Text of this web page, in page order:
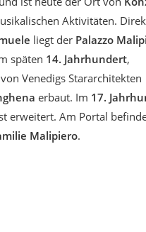
Aktivitäten.
liegt der Palazzo
späten 14. Jahrhundert,
Venedigs Stararchitekten
erbaut. Im 17.
erweitert. Am Portal
Malipiero.